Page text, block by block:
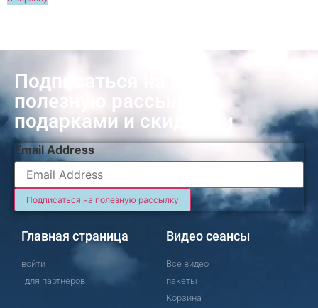
Подписаться на нашу
полезную рассылку с
подарками и скидками
Email Address
Главная страница
войти
для партнеров
Видео сеансы
Все видео
пакеты
Корзина